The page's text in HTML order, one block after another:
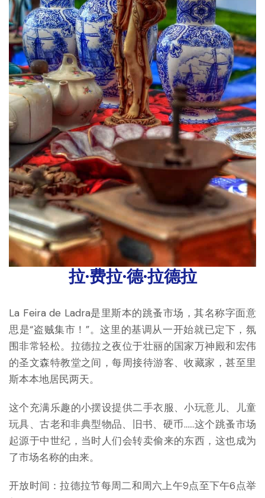
拉·费拉·德·拉德拉
La Feira de Ladra是里斯本的跳蚤市场，其名称字面意
思是“盗贼集市！”。这里的基调从一开始就已定下，氛
围非常轻松。拉德拉之夜位于壮丽的国家万神殿和宏伟
的圣文森特教堂之间，每周接待游客、收藏家，甚至里
斯本本地居民两天。
这个充满乐趣的小摆设提供二手衣服、小玩意儿、儿童
玩具、古老和非典型物品、旧书、硬币……这个跳蚤市场
起源于中世纪，当时人们会转卖偷来的东西，这也成为
了市场名称的由来。
开放时间：拉德拉节每周二和周六上午9点至下午6点举